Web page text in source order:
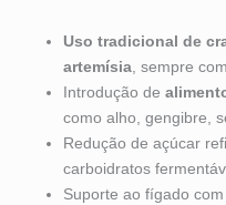
Uso tradicional de
artemísia, sempre
Introdução de
como alho, gengibre,
Redução de açúcar
carboidratos
Suporte ao fígado